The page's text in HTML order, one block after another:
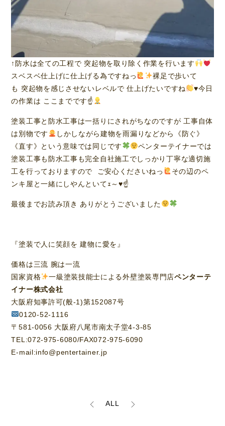
↑防水は全ての工程で 突起物を取り除く作業を行います
スベスベ仕上げに仕上げる為ですねっ
裸足で歩いて
も 突起物を感じさせないレベルで 仕上げたいですね
♥️今日
の作業は ここまでです☝
塗装工事と防水工事は一括りにされがちなのですが 工事自体
は別物です
しかしながら建物を雨漏りなどから《防ぐ》
《直す》という意味では同じです
ペンターテイナーでは
塗装工事も防水工事も完全自社施工でしっかり丁寧な適切施
工を行っておりますので ご安心くださいねっ
その辺のペ
ンキ屋と一緒にしやんといてｪ～ ♥️☝
最後までお読み頂き ありがとうございました
『塗装で人に笑顔を 建物に愛を』
価格は三流 腕は一流
国家資格
一級塗装技能士による外壁塗装専門店ペンターテ
イナー株式会社
大阪府知事許可(般-1)第152087号
0120-52-1116
〒581-0056 大阪府八尾市南太子堂4-3-85
TEL:072-975-6080/FAX072-975-6090
E-mail:info@pentertainer.jp
ALL